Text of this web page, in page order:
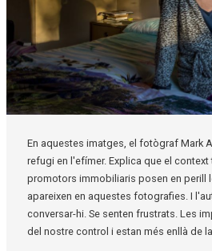
En aquestes imatges, el fotògraf Mark
refugi en l'efímer. Explica que el context
promotors immobiliaris posen en perill
apareixen en aquestes fotografies. I
conversar-hi. Se senten frustrats. Les
del nostre control i estan més enllà de